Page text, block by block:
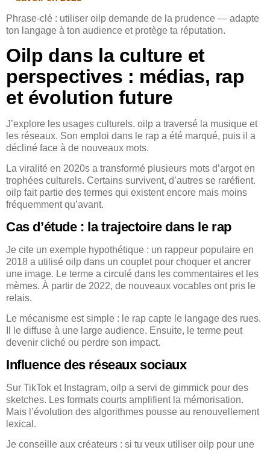
Phrase-clé : utiliser oilp demande de la prudence — adapte
ton langage à ton audience et protège ta réputation.
Oilp dans la culture et
perspectives : médias, rap
et évolution future
J’explore les usages culturels. oilp a traversé la musique et
les réseaux. Son emploi dans le rap a été marqué, puis il a
décliné face à de nouveaux mots.
La viralité en 2020s a transformé plusieurs mots d’argot en
trophées culturels. Certains survivent, d’autres se raréfient.
oilp fait partie des termes qui existent encore mais moins
fréquemment qu’avant.
Cas d’étude : la trajectoire dans le rap
Je cite un exemple hypothétique : un rappeur populaire en
2018 a utilisé oilp dans un couplet pour choquer et ancrer
une image. Le terme a circulé dans les commentaires et les
mèmes. À partir de 2022, de nouveaux vocables ont pris le
relais.
Le mécanisme est simple : le rap capte le langage des rues.
Il le diffuse à une large audience. Ensuite, le terme peut
devenir cliché ou perdre son impact.
Influence des réseaux sociaux
Sur TikTok et Instagram, oilp a servi de gimmick pour des
sketches. Les formats courts amplifient la mémorisation.
Mais l’évolution des algorithmes pousse au renouvellement
lexical.
Je conseille aux créateurs : si tu veux utiliser oilp pour une